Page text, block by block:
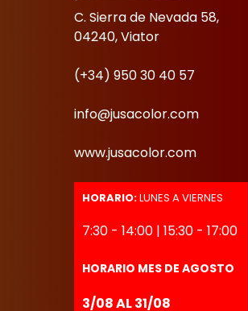
C. Sierra de Nevada 58,
04240, Viator
(+34) 950 30 40 57
info@jusacolor.com
www.jusacolor.com
HORARIO:LUNES A VIERNES
7:30 - 14:00 | 15:30 - 17:00
HORARIO MES DE AGOSTO
3/08 AL 31/08